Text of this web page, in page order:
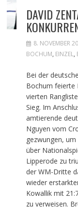
DAVID
8. NOVEMBER
BOCHUM, EINZEL,
Bei der
Bochum feierte
vierten
Sieg. Im
amtierende
Nguyen vom
gezwungen,
über
Lipperode zu
der WM-Dritte
wieder
Kowallik mit
zu verweisen.